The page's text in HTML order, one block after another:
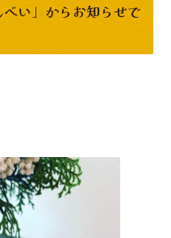
べい」からお知らせで